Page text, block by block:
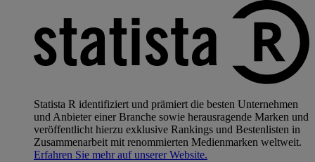
Statista R identifiziert und prämiert die besten Unternehmen
und Anbieter einer Branche sowie herausragende Marken und
veröffentlicht hierzu exklusive Rankings und Bestenlisten in
Zusammenarbeit mit renommierten Medienmarken weltweit.
Erfahren Sie mehr auf unserer Website.